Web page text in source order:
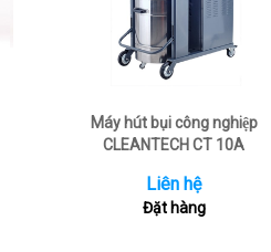
Máy hút bụi công nghiệp
CLEANTECH CT 10A
Liên hệ
Đặt hàng